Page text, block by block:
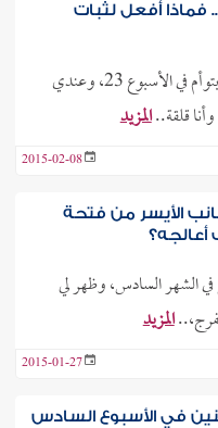
أفعل لثبات
السلام عليكم ورحمة الله وبركاته أنا حامل بتوأم في الأسبوع 23، وعندي
المزيد
2015-02-08
الأيسر من فتحة
في الشهر السادس، وظهر لي
المزيد
2015-01-27
في الأسبوع السادس